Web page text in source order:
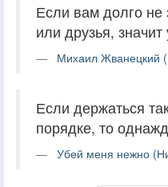
Если вам долго не
или друзья,
Михаил Жванецкий
Если держаться
порядке, то
Убей меня нежно